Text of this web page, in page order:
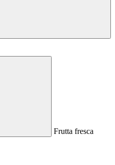
Frutta fresca